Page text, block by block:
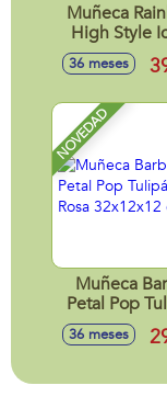
Muñeca
High Style
Violet
trajes y
36 meses
NOVEDAD
Muñeca
Petal Pop
Rosa
36 meses